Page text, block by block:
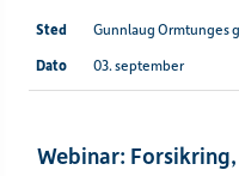
Gunnlaug Ormtunges
03. september
Webinar: